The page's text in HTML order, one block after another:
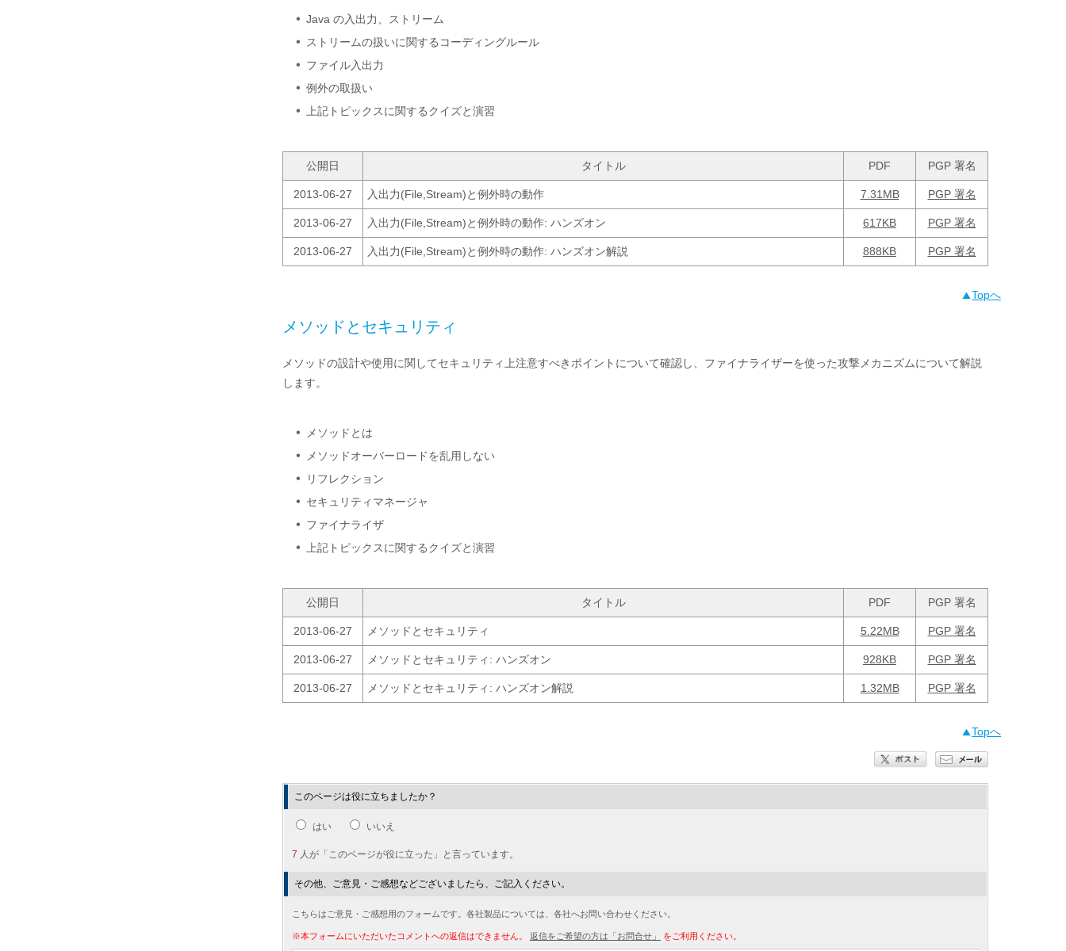
Java の入出力、ストリーム
ストリームの扱いに関するコーディングルール
ファイル入出力
例外の取扱い
上記トピックスに関するクイズと演習
公開日 タイトル PDF PGP 署名
2013-06-27 入出力(File,Stream)と例外時の動作 7.31MB PGP 署名
2013-06-27 入出力(File,Stream)と例外時の動作: ハンズオン 617KB PGP 署名
2013-06-27 入出力(File,Stream)と例外時の動作: ハンズオン解説 888KB PGP 署名
Topへ
メソッドとセキュリティ
メソッドの設計や使用に関してセキュリティ上注意すべきポイントについて確認し、ファイナライザーを使った攻撃メカニズムについて解説
します。
メソッドとは
メソッドオーバーロードを乱用しない
リフレクション
セキュリティマネージャ
ファイナライザ
上記トピックスに関するクイズと演習
公開日 タイトル PDF PGP 署名
2013-06-27 メソッドとセキュリティ 5.22MB PGP 署名
2013-06-27 メソッドとセキュリティ: ハンズオン 928KB PGP 署名
2013-06-27 メソッドとセキュリティ: ハンズオン解説 1.32MB PGP 署名
Topへ
このページは役に立ちましたか？
はい いいえ
7 人が「このページが役に立った」と言っています。
その他、ご意見・ご感想などございましたら、ご記入ください。
こちらはご意見・ご感想用のフォームです。各社製品については、各社へお問い合わせください。
※本フォームにいただいたコメントへの返信はできません。 返信をご希望の方は「お問合せ」 をご利用ください。